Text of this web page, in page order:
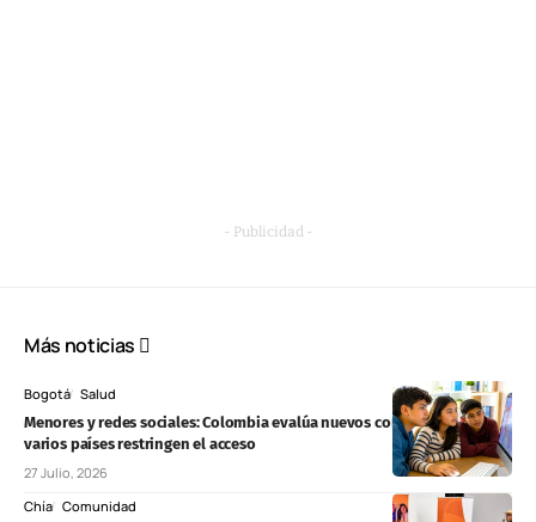
- Publicidad -
Más noticias
Bogotá Salud
Menores y redes sociales: Colombia evalúa nuevos controles mientras
varios países restringen el acceso
27 Julio, 2026
Chía Comunidad